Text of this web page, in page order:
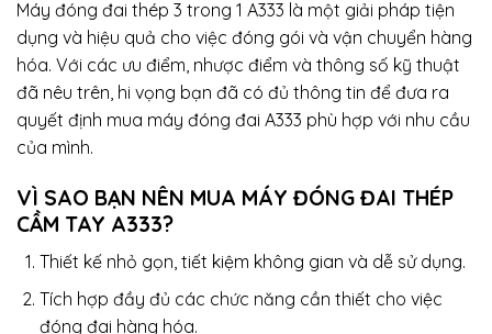
Máy đóng đai thép 3 trong 1 A333 là một giải pháp tiện
dụng và hiệu quả cho việc đóng gói và vận chuyển hàng
hóa. Với các ưu điểm, nhược điểm và thông số kỹ thuật
đã nêu trên, hi vọng bạn đã có đủ thông tin để đưa ra
quyết định mua máy đóng đai A333 phù hợp với nhu cầu
của mình.
VÌ SAO BẠN NÊN MUA MÁY ĐÓNG ĐAI THÉP
CẦM TAY A333?
Thiết kế nhỏ gọn, tiết kiệm không gian và dễ sử dụng.
Tích hợp đầy đủ các chức năng cần thiết cho việc
đóng đai hàng hóa.